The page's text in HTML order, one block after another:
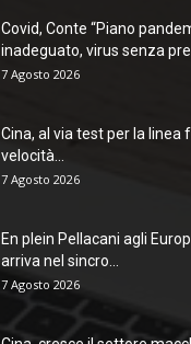
Covid, Conte “Piano
inadeguato, virus senza
7 Agosto 2026
Cina, al via test per la linea
velocità...
7 Agosto 2026
En plein Pellacani agli
arriva nel sincro...
7 Agosto 2026